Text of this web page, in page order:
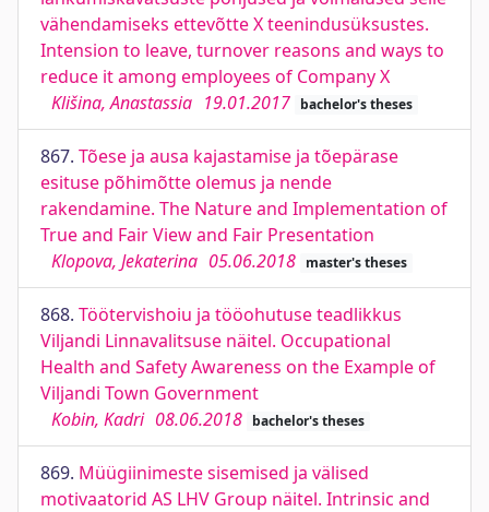
vähendamiseks ettevõtte X teenindusüksustes.
Intension to leave, turnover reasons and ways to
reduce it among employees of Company X
Klišina, Anastassia 19.01.2017 bachelor's theses
867. Tõese ja ausa kajastamise ja tõepärase
esituse põhimõtte olemus ja nende
rakendamine. The Nature and Implementation of
True and Fair View and Fair Presentation
Klopova, Jekaterina 05.06.2018 master's theses
868. Töötervishoiu ja tööohutuse teadlikkus
Viljandi Linnavalitsuse näitel. Occupational
Health and Safety Awareness on the Example of
Viljandi Town Government
Kobin, Kadri 08.06.2018 bachelor's theses
869. Müügiinimeste sisemised ja välised
motivaatorid AS LHV Group näitel. Intrinsic and